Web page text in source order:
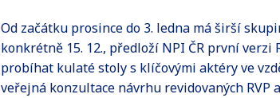
Od začátku prosince do 3. ledna má širší
konkrétně 15. 12., předloží NPI ČR první
probíhat kulaté stoly s klíčovými aktéry ve
veřejná konzultace návrhu revidovaných